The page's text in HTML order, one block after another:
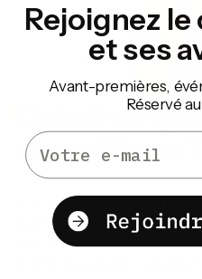
Qu’est-ce
cosmétique ?
Le tatouage cosmétique,
permanent ou
dans l’univers de la beauté.
Rejoignez
et ses
Avant-premières,
Réservé
Email